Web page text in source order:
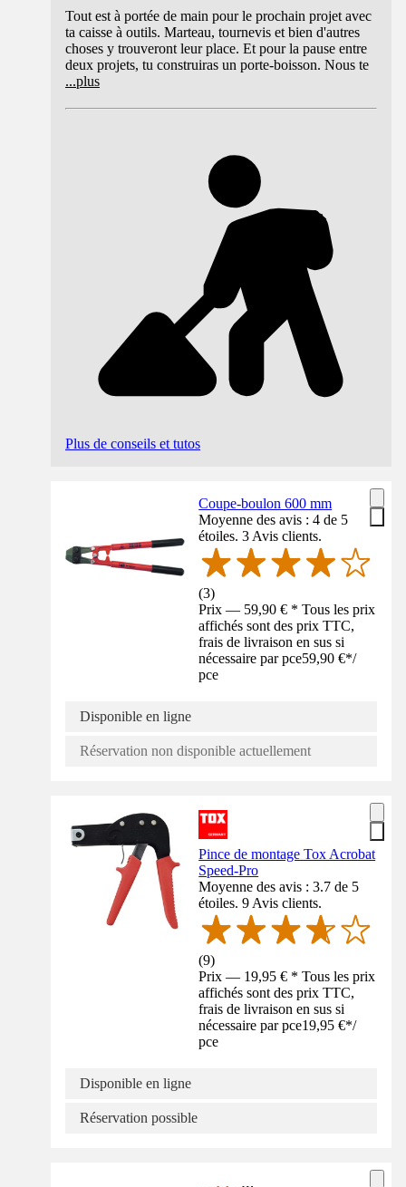
Tout est à portée de main pour le prochain projet avec
ta caisse à outils. Marteau, tournevis et bien d'autres
choses y trouveront leur place. Et pour la pause entre
deux projets, tu construiras un porte-boisson. Nous te
...plus
Plus de conseils et tutos
Coupe-boulon 600 mm
Moyenne des avis : 4 de 5
étoiles. 3 Avis clients.
(3)
Prix — 59,90 € * Tous les prix
affichés sont des prix TTC,
frais de livraison en sus si
nécessaire par pce59,90 €*/
pce
Disponible en ligne
Réservation non disponible actuellement
Pince de montage Tox Acrobat
Speed-Pro
Moyenne des avis : 3.7 de 5
étoiles. 9 Avis clients.
(9)
Prix — 19,95 € * Tous les prix
affichés sont des prix TTC,
frais de livraison en sus si
nécessaire par pce19,95 €*/
pce
Disponible en ligne
Réservation possible